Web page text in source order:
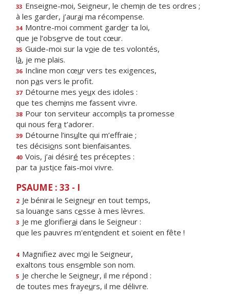
33 Enseigne-moi, Seigneur, le chemin de tes ordres ;
à les garder, j’aurai ma récompense.
34 Montre-moi comment garder ta loi,
que je l’observe de tout cœur.
35 Guide-moi sur la voie de tes volontés,
là, je me plais.
36 Incline mon cœur vers tes exigences,
non pas vers le profit.
37 Détourne mes yeux des idoles :
que tes chemins me fassent vivre.
38 Pour ton serviteur accomplis ta promesse
qui nous fera t’adorer.
39 Détourne l’insulte qui m’effraie ;
tes décisions sont bienfaisantes.
40 Vois, j’ai désiré tes préceptes :
par ta justice fais-moi vivre.
PSAUME : 33 - I
2 Je bénirai le Seigneur en tout temps,
sa louange sans cesse à mes lèvres.
3 Je me glorifierai dans le Seigneur :
que les pauvres m'entendent et soient en fête !
4 Magnifiez avec moi le Seigneur,
exaltons tous ensemble son nom.
5 Je cherche le Seigneur, il me répond :
de toutes mes frayeurs, il me délivre.